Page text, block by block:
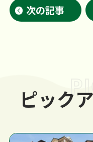
次の記事
ピック